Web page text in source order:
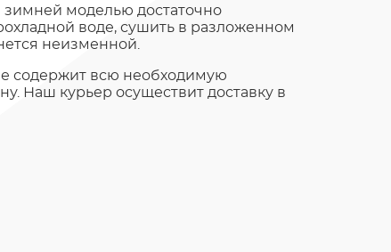
моделью достаточно
воде, сушить в разложенном
неизменной.
содержит всю необходимую
Наш курьер осуществит доставку в